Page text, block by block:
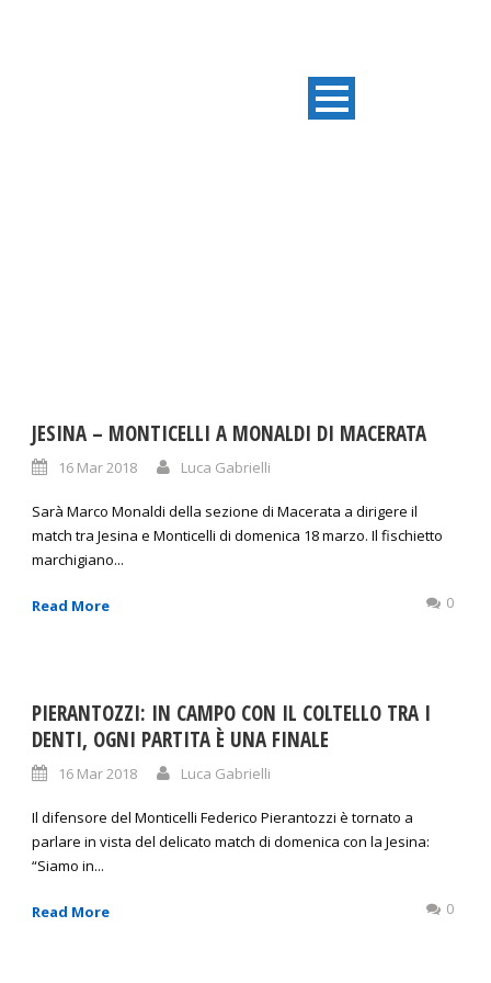
JESINA – MONTICELLI A MONALDI DI MACERATA
16 Mar 2018 Luca Gabrielli
Sarà Marco Monaldi della sezione di Macerata a dirigere il
match tra Jesina e Monticelli di domenica 18 marzo. Il fischietto
marchigiano...
Read More 0
PIERANTOZZI: IN CAMPO CON IL COLTELLO TRA I
DENTI, OGNI PARTITA È UNA FINALE
16 Mar 2018 Luca Gabrielli
Il difensore del Monticelli Federico Pierantozzi è tornato a
parlare in vista del delicato match di domenica con la Jesina:
“Siamo in...
Read More 0